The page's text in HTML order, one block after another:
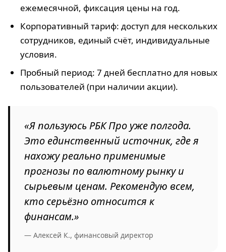
ежемесячной, фиксация цены на год.
Корпоративный тариф: доступ для нескольких
сотрудников, единый счёт, индивидуальные
условия.
Пробный период: 7 дней бесплатно для новых
пользователей (при наличии акции).
«Я пользуюсь РБК Про уже полгода.
Это единственный источник, где я
нахожу реально применимые
прогнозы по валютному рынку и
сырьевым ценам. Рекомендую всем,
кто серьёзно относится к
финансам.»
— Алексей К., финансовый директор